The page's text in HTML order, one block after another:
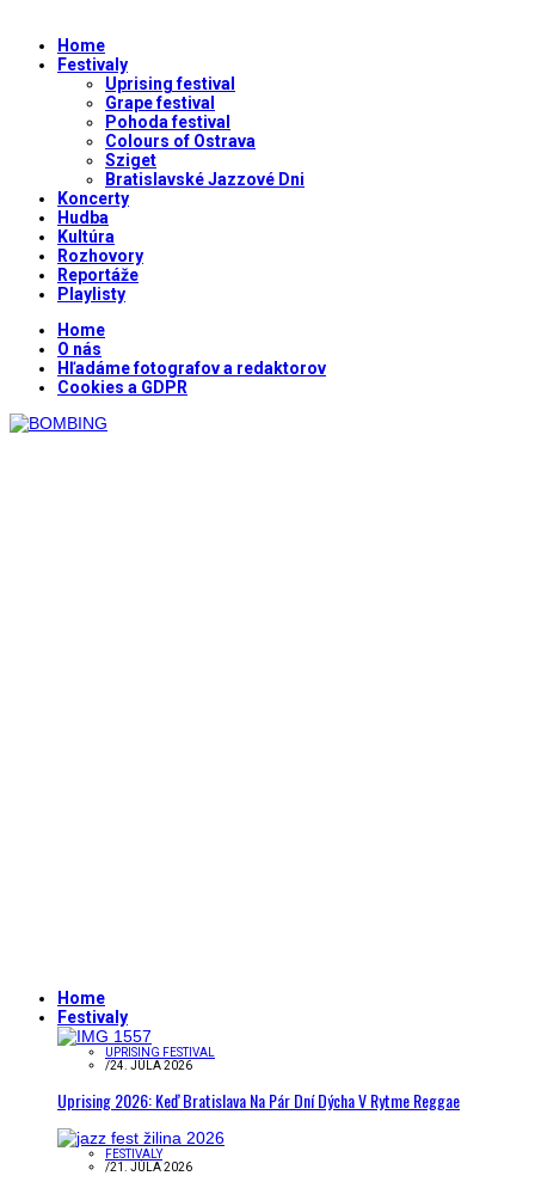
Home
Festivaly
Uprising festival
Grape festival
Pohoda festival
Colours of Ostrava
Sziget
Bratislavské Jazzové Dni
Koncerty
Hudba
Kultúra
Rozhovory
Reportáže
Playlisty
Home
O nás
Hľadáme fotografov a redaktorov
Cookies a GDPR
Home
Festivaly
UPRISING FESTIVAL
/24. JÚLA 2026
Uprising 2026: Keď Bratislava Na Pár Dní Dýcha V Rytme Reggae
FESTIVALY
/21. JÚLA 2026